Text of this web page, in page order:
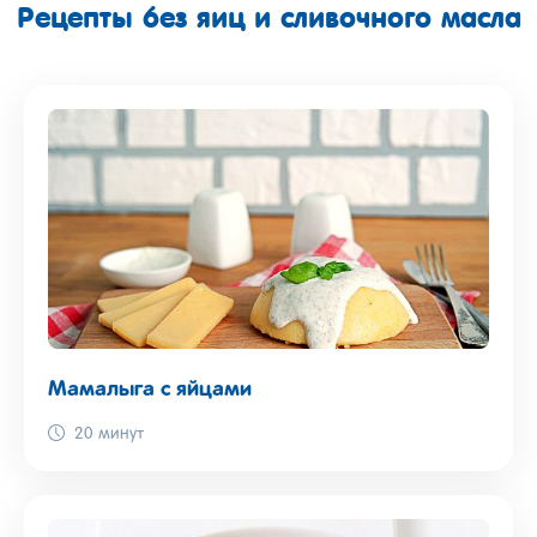
Рецепты без яиц и сливочного масла
Мамалыга с яйцами
20 минут